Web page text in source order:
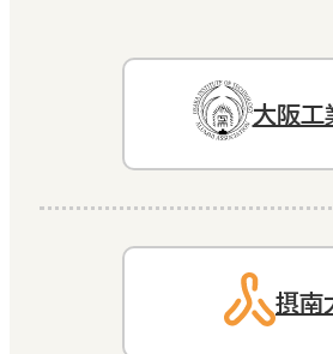
大阪工
摂南